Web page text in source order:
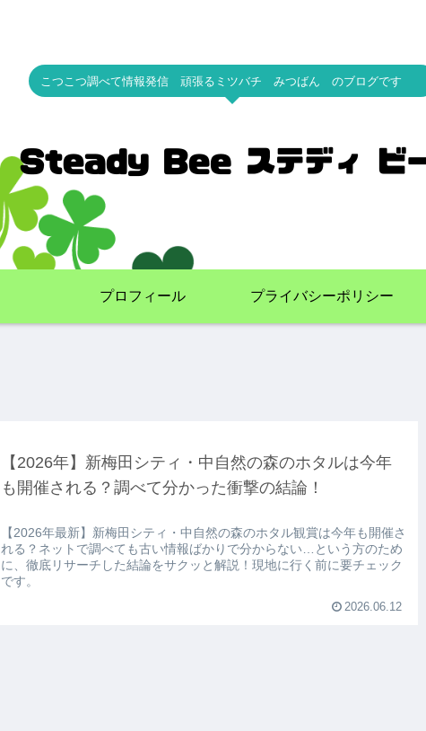
こつこつ調べて情報発信 頑張るミツバチ みつばん のブログです
プロフィール プライバシーポリシー
【2026年】新梅田シティ・中自然の森のホタルは今年
も開催される？調べて分かった衝撃の結論！
【2026年最新】新梅田シティ・中自然の森のホタル観賞は今年も開催さ
れる？ネットで調べても古い情報ばかりで分からない…という方のため
に、徹底リサーチした結論をサクッと解説！現地に行く前に要チェック
です。
2026.06.12